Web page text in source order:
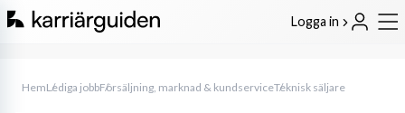
Logga in
HemLediga jobbFörsäljning, marknad & kundserviceTeknisk säljare